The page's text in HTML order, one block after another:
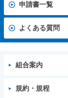
申請書一覧
よくある質問
組合案内
規約・規程